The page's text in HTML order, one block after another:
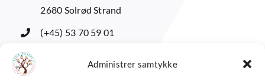
Administrer samtykke
2680 Solrød Strand
(+45) 53 70 59 01